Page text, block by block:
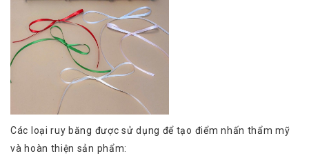
Các loại ruy băng được sử dụng để tạo điểm nhấn thẩm mỹ
và hoàn thiện sản phẩm: